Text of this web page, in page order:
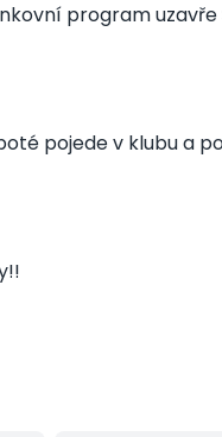
program uzavře
pojede v klubu a